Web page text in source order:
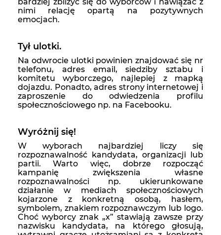
nimi relację opartą na pozytywnych
emocjach.
Tył ulotki.
Na odwrocie ulotki powinien znajdować się nr
telefonu, adres email, siedziby sztabu i
komitetu wyborczego, najlepiej z mapką
dojazdu. Ponadto, adres strony internetowej i
zaproszenie do odwiedzenia profilu
społecznościowego np. na Facebooku.
Wyróżnij się!
W wyborach najbardziej liczy się
rozpoznawalność kandydata, organizacji lub
partii. Warto więc, dobrze rozpocząć
kampanię zwiększenia własne
rozpoznawalności np. ukierunkowane
działanie w mediach społecznościowych
kojarzone z konkretną osobą, hasłem,
symbolem, znakiem rozpoznawczym lub logo.
Choć wyborcy znak „x” stawiają zawsze przy
nazwisku kandydata, na którego głosują,